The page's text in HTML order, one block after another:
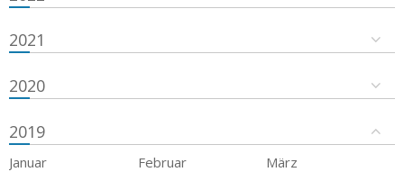
2021
2020
2019
Januar Februar
März